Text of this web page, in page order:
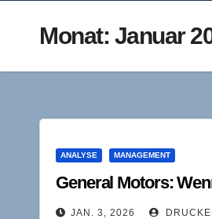
Monat: Januar
ANALYSE MANAGEMENT
General Motors:
JAN. 3, 2026